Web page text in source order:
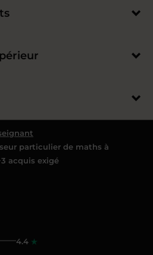
particulier de maths à
acquis exigé
4.4